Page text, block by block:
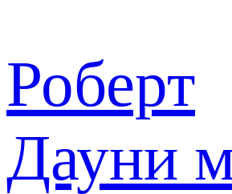
Роберт
Дауни